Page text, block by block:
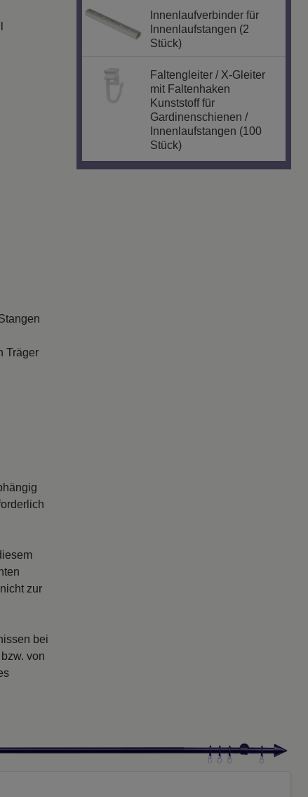
Träger
zur
bei
von
Innenlaufverbinder für
Innenlaufstangen (2
Stück)
Faltengleiter / X-Gleiter
mit Faltenhaken
Kunststoff für
Gardinenschienen /
Innenlaufstangen (100
Stück)